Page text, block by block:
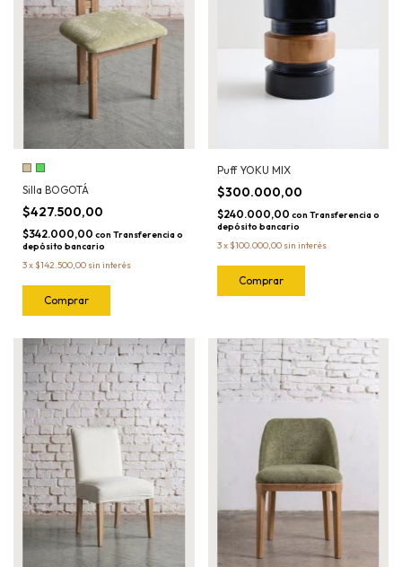
Silla BOGOTÁ
$427.500,00
$342.000,00 con Transferencia o
depósito bancario
3x $142.500,00 sin interés
Comprar
Puff YOKU MIX
$300.000,00
$240.000,00 con Transferencia o
depósito bancario
3x $100.000,00 sin interés